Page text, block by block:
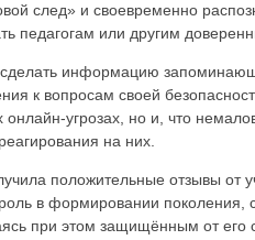
след» и своевременно
педагогам или другим
информацию
к вопросам своей
угрозах, но и, что
на них.
положительные отзывы от
в формировании поколения,
при этом защищённым от его